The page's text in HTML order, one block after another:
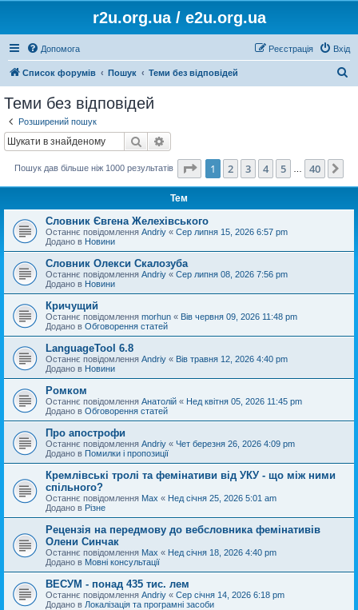
r2u.org.ua / e2u.org.ua
Допомога Вхід
Реєстрація
Список форумів Пошук Теми без відповідей
Теми без відповідей
Розширений пошук
Пошук
Пошук дав більше ніж 1000 результатів Сторінка 1 40
1 2 3 4 5 40
Тем
Словник Євгена Желехівського
Останнє повідомлення Andriy « Сер липня 15, 2026 6:57 pm
Додано в Новини
Словник Олекси Скалозуба
Останнє повідомлення Andriy « Сер липня 08, 2026 7:56 pm
Додано в Новини
Кричущий
Останнє повідомлення morhun « Вів червня 09, 2026 11:48 pm
Додано в Обговорення статей
LanguageTool 6.8
Останнє повідомлення Andriy « Вів травня 12, 2026 4:40 pm
Додано в Новини
Ромком
Останнє повідомлення Анатолій « Нед квітня 05, 2026 11:45 pm
Додано в Обговорення статей
Про апострофи
Останнє повідомлення Andriy « Чет березня 26, 2026 4:09 pm
Додано в Помилки і пропозиції
Кремлівські тролі та фемінативи від УКУ - що між ними
спільного?
Останнє повідомлення Max « Нед січня 25, 2026 5:01 am
Додано в Різне
Рецензія на передмову до вебсловника фемінативів
Олени Синчак
Останнє повідомлення Max « Нед січня 18, 2026 4:40 pm
Додано в Мовні консультації
ВЕСУМ - понад 435 тис. лем
Останнє повідомлення Andriy « Сер січня 14, 2026 6:18 pm
Додано в Локалізація та програмні засоби